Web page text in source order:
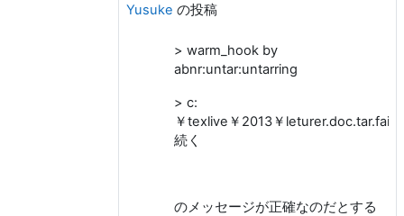
Yusuke の投稿
> warm_hook by
abnr:untar:untarring
> c:
￥texlive￥2013￥
続く
のメッセージが正確なのだとする